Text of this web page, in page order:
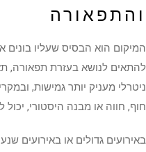
והתפאורה
המיקום הוא הבסיס שעליו
להתאים לנושא בעזרת תפאורה,
ניטרלי מעניק יותר גמישות,
חוף, חווה או מבנה היסטורי,
באירועים גדולים או באירועים